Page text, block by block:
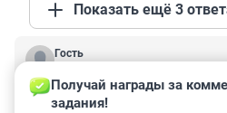
Показать ещё 3
Гость
Под ноги надо было смотреть!
Получай награды за
задания!